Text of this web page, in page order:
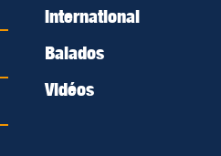
International
Balados
Vidéos